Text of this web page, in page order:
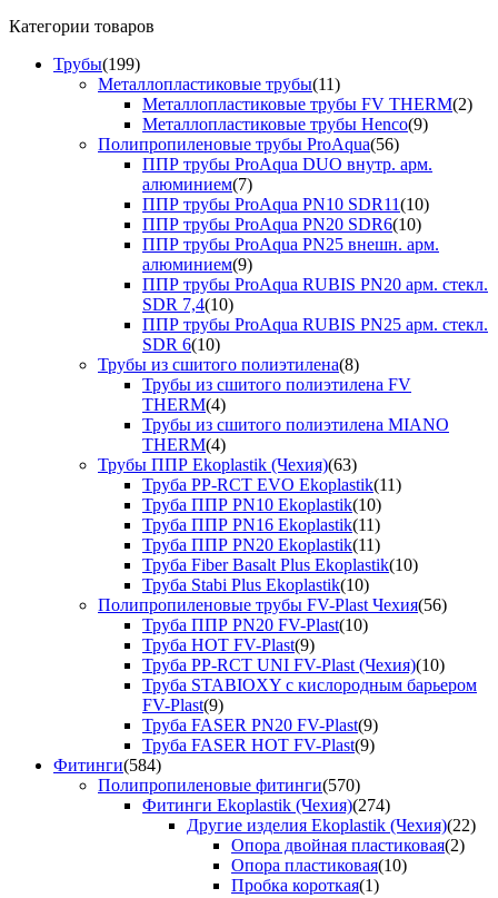
Категории товаров
Трубы(199)
Металлопластиковые трубы(11)
Металлопластиковые трубы FV THERM(2)
Металлопластиковые трубы Henco(9)
Полипропиленовые трубы ProAqua(56)
ППР трубы ProAqua DUO внутр. арм.
алюминием(7)
ППР трубы ProAqua PN10 SDR11(10)
ППР трубы ProAqua PN20 SDR6(10)
ППР трубы ProAqua PN25 внешн. арм.
алюминием(9)
ППР трубы ProAqua RUBIS PN20 арм. стекл.
SDR 7,4(10)
ППР трубы ProAqua RUBIS PN25 арм. стекл.
SDR 6(10)
Трубы из сшитого полиэтилена(8)
Трубы из сшитого полиэтилена FV
THERM(4)
Трубы из сшитого полиэтилена MIANO
THERM(4)
Трубы ППР Ekoplastik (Чехия)(63)
Труба PP-RCT EVO Ekoplastik(11)
Труба ППР PN10 Ekoplastik(10)
Труба ППР PN16 Ekoplastik(11)
Труба ППР PN20 Ekoplastik(11)
Труба Fiber Basalt Plus Ekoplastik(10)
Труба Stabi Plus Ekoplastik(10)
Полипропиленовые трубы FV-Plast Чехия(56)
Труба ППР PN20 FV-Plast(10)
Труба HOT FV-Plast(9)
Труба PP-RCT UNI FV-Plast (Чехия)(10)
Труба STABIOXY с кислородным барьером
FV-Plast(9)
Труба FASER PN20 FV-Plast(9)
Труба FASER HOT FV-Plast(9)
Фитинги(584)
Полипропиленовые фитинги(570)
Фитинги Ekoplastik (Чехия)(274)
Другие изделия Ekoplastik (Чехия)(22)
Опора двойная пластиковая(2)
Опора пластиковая(10)
Пробка короткая(1)